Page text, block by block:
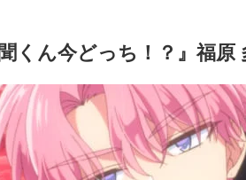
くん今どっち！？』福原